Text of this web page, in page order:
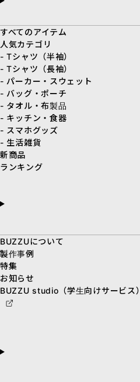
すべてのアイテム
人気カテゴリ
- Tシャツ（半袖）
- Tシャツ（長袖）
- パーカー・スウェット
- バッグ・ポーチ
- タオル・布製品
- キッチン・食器
- スマホグッズ
- 生活雑貨
新商品
ランキング
BUZZUについて
製作事例
特集
お知らせ
BUZZU studio（学生向けサービス）